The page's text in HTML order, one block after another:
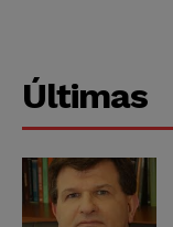
Últimas